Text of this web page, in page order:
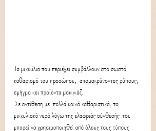
Τα μικκύλια που περιέχει συμβάλλουν στο σωστό
καθαρισμό του προσώπου,  απομακρύνοντας ρύπους,
σμήγμα και προϊόντα μακιγιάζ.
μικκυλιακό νερό λόγω της ελαφριάς σύνθεσής  του
μπορεί να χρησιμοποιηθεί από όλους τους τύπους